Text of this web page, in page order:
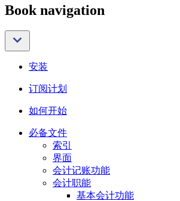
Book navigation
安装
订阅计划
如何开始
必备文件
索引
界面
会计记账功能
会计职能
基本会计功能